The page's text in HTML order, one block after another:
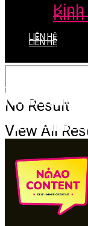
Kinh
LIÊN HỆ
No Result
View All
LIÊN HỆ
No Result
View All